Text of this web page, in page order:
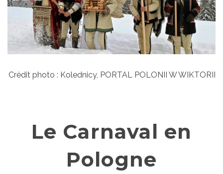
Crédit photo : Kolednicy, PORTAL POLONII W WIKTORII
Le Carnaval en
Pologne